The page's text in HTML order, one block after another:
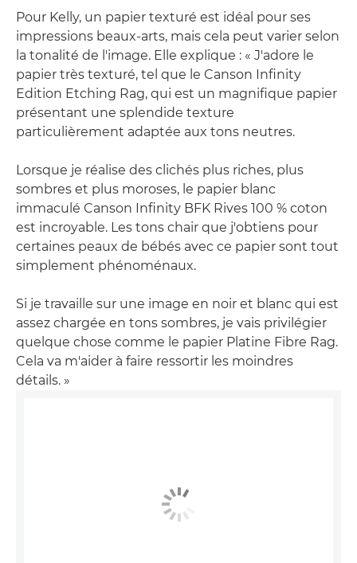
Pour Kelly, un papier texturé est idéal pour ses
impressions beaux-arts, mais cela peut varier selon
la tonalité de l'image. Elle explique : « J'adore le
papier très texturé, tel que le Canson Infinity
Edition Etching Rag, qui est un magnifique papier
présentant une splendide texture
particulièrement adaptée aux tons neutres.
Lorsque je réalise des clichés plus riches, plus
sombres et plus moroses, le papier blanc
immaculé Canson Infinity BFK Rives 100 % coton
est incroyable. Les tons chair que j'obtiens pour
certaines peaux de bébés avec ce papier sont tout
simplement phénoménaux.
Si je travaille sur une image en noir et blanc qui est
assez chargée en tons sombres, je vais privilégier
quelque chose comme le papier Platine Fibre Rag.
Cela va m'aider à faire ressortir les moindres
détails. »